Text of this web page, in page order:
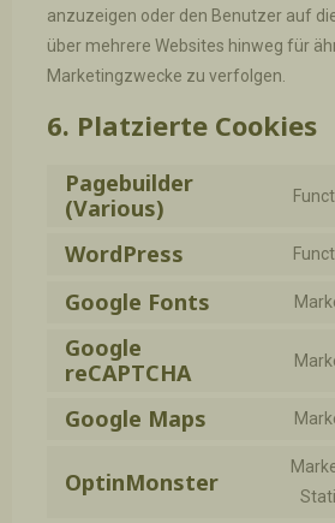
anzuzeigen oder den Benutzer auf
über mehrere Websites hinweg für
Marketingzwecke zu verfolgen.
6. Platzierte Cookies
Pagebuilder
(Various)
WordPress
Google Fonts
Google
reCAPTCHA
Google Maps
OptinMonster